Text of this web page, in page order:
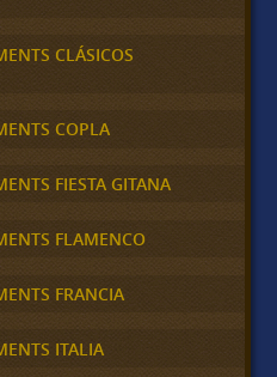
CLÁSICOS
COPLA
FIESTA GITANA
FLAMENCO
FRANCIA
ITALIA